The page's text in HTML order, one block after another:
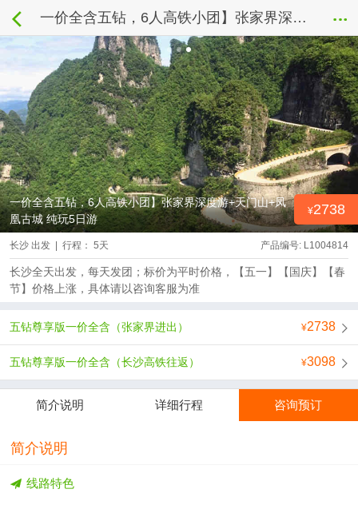
一价全含五钻，6人高铁小团】张家界深度游+天门山+凤凰古城 纯玩5日游
一价全含五钻，6人高铁小团】张家界深度游+天门山+凤
凰古城 纯玩5日游
2738
产品编号: L1004814
长沙 出发 | 行程： 5天
长沙全天出发，每天发团；标价为平时价格，【五一】【国庆】【春
节】价格上涨，具体请以咨询客服为准
2738
五钻尊享版一价全含（张家界进出）
3098
五钻尊享版一价全含（长沙高铁往返）
简介说明 详细行程 咨询预订
简介说明
线路特色